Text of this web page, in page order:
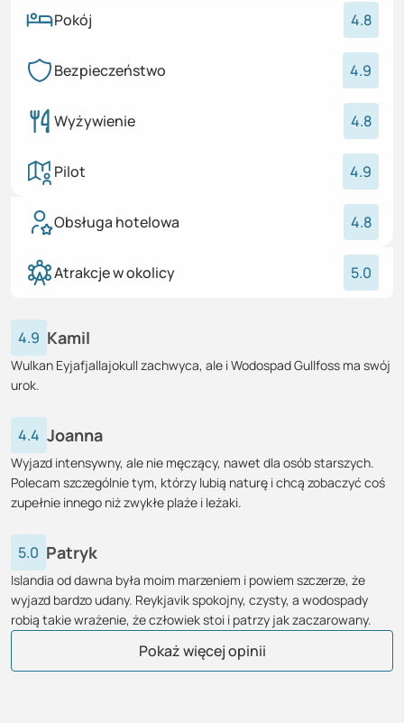
Pokój 4.8
Bezpieczeństwo 4.9
Wyżywienie 4.8
Pilot 4.9
Obsługa hotelowa 4.8
Atrakcje w okolicy 5.0
4.9 Kamil
Wulkan Eyjafjallajokull zachwyca, ale i Wodospad Gullfoss ma swój
urok.
4.4 Joanna
Wyjazd intensywny, ale nie męczący, nawet dla osób starszych.
Polecam szczególnie tym, którzy lubią naturę i chcą zobaczyć coś
zupełnie innego niż zwykłe plaże i leżaki.
5.0 Patryk
Islandia od dawna była moim marzeniem i powiem szczerze, że
wyjazd bardzo udany. Reykjavik spokojny, czysty, a wodospady
robią takie wrażenie, że człowiek stoi i patrzy jak zaczarowany.
Pokaż więcej opinii